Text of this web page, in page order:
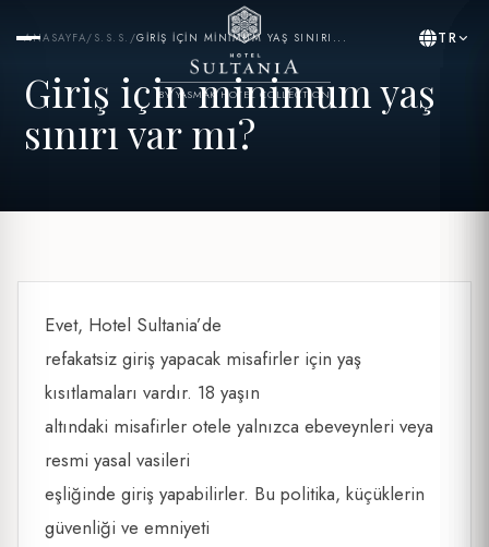
BY YASMAK HOTEL COLLECTION
TR
ANASAYFA/ S.S.S. /GIRIŞ IÇIN MINIMUM YAŞ SINIRI...
Giriş için minimum yaş
sınırı var mı?
Evet, Hotel Sultania’de
refakatsiz giriş yapacak misafirler için yaş
kısıtlamaları vardır. 18 yaşın
altındaki misafirler otele yalnızca ebeveynleri veya
resmi yasal vasileri
eşliğinde giriş yapabilirler. Bu politika, küçüklerin
güvenliği ve emniyeti